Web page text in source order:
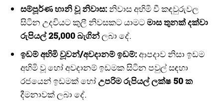
සම්පූර්ණ හානි වූ නිවාස: නිවාස අහිමි වී කඳවුරුවල
සිටින උදවියට කුලී නිවසකට යාමටමාස තුනක් දක්වා
රුපියල් 25,000 බැගින්ලබා දේ.
ඉඩම් අහිමි වූවන්/අවදානම් ඉඩම්:ආපදාව නිසා ඉඩම
අහිමි වූ හෝ අවදානම් ඉඩමක සිටින පවුල් සඳහා
රජයෙන් ඉඩමක් හෝඋපරිම රුපියල් ලක්ෂ 50 ක
දීමනාවක් ලබා දේ.